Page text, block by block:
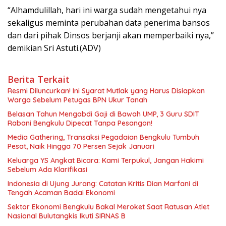
“Alhamdulillah, hari ini warga sudah mengetahui nya
sekaligus meminta perubahan data penerima bansos
dan dari pihak Dinsos berjanji akan memperbaiki nya,”
demikian Sri Astuti.(ADV)
Berita Terkait
Resmi Diluncurkan! Ini Syarat Mutlak yang Harus Disiapkan
Warga Sebelum Petugas BPN Ukur Tanah
Belasan Tahun Mengabdi Gaji di Bawah UMP, 3 Guru SDIT
Rabani Bengkulu Dipecat Tanpa Pesangon!
Media Gathering, Transaksi Pegadaian Bengkulu Tumbuh
Pesat, Naik Hingga 70 Persen Sejak Januari
Keluarga YS Angkat Bicara: Kami Terpukul, Jangan Hakimi
Sebelum Ada Klarifikasi
Indonesia di Ujung Jurang: Catatan Kritis Dian Marfani di
Tengah Acaman Badai Ekonomi
Sektor Ekonomi Bengkulu Bakal Meroket Saat Ratusan Atlet
Nasional Bulutangkis Ikuti SIRNAS B